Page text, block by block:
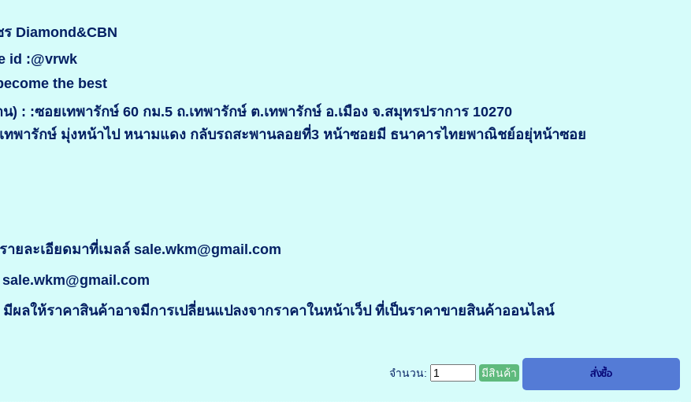
Diamond&CBN
id :@vrwk
the best
) : :ซอยเทพารักษ์ 60 กม.5 ถ.เทพารักษ์ ต.เทพารักษ์ อ.เมือง จ.สมุทรปราการ 10270
ทพารักษ์ มุ่งหน้าไป หนามแดง กลับรถสะพานลอยที่3 หน้าซอยมี ธนาคารไทยพาณิชย์อยุ่หน้าซอย
ายละเอียดมาที่เมลล์ sale.wkm@gmail.com
ผลให้ราคาสินค้าอาจมีการเปลี่ยนแปลงจากราคาในหน้าเว็ป ที่เป็นราคาขายสินค้าออนไลน์
จำนวน: มีสินค้า